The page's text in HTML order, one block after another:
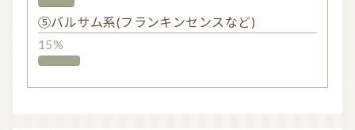
⑤バルサム系(フランキンセンスなど)
15%